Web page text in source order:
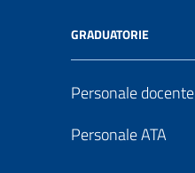
GRADUATORIE
Personale docente
Personale ATA